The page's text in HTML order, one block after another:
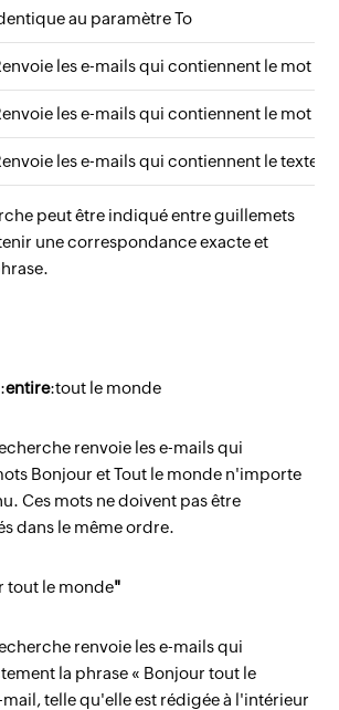
au paramètre To
les e-mails qui contiennent le mot
les e-mails qui contiennent le mot
les e-mails qui contiennent le texte
peut être indiqué entre guillemets
une correspondance exacte et
entire:tout le monde
renvoie les e-mails qui
Bonjour et Tout le monde n'importe
Ces mots ne doivent pas être
dans le même ordre.
tout le monde"
renvoie les e-mails qui
la phrase « Bonjour tout le
telle qu'elle est rédigée à l'intérieur